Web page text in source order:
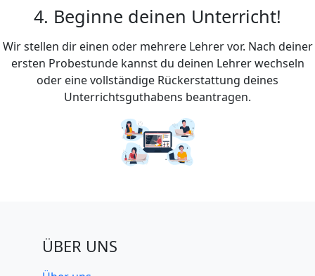
4. Beginne deinen Unterricht!
Wir stellen dir einen oder mehrere Lehrer vor. Nach deiner
ersten Probestunde kannst du deinen Lehrer wechseln
oder eine vollständige Rückerstattung deines
Unterrichtsguthabens beantragen.
ÜBER UNS